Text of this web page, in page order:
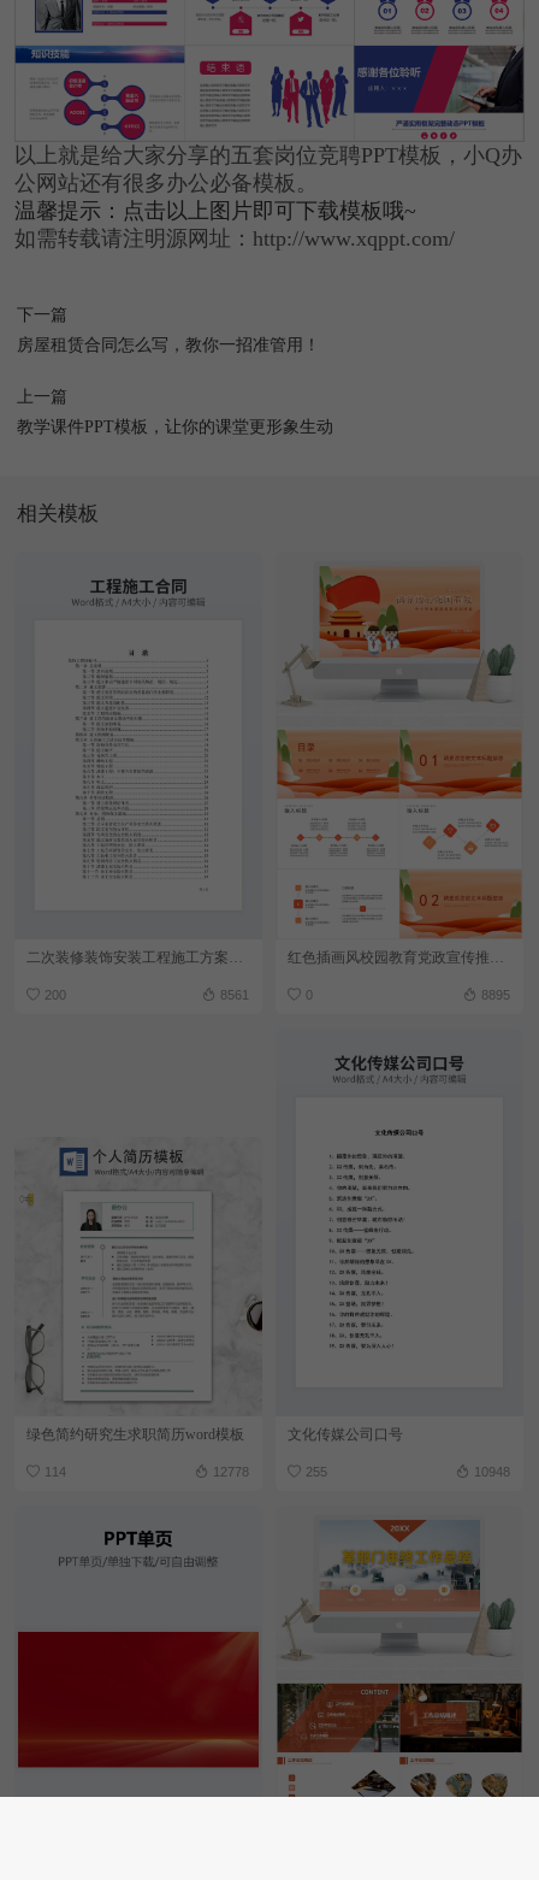
以上就是给大家分享的五套岗位竞聘PPT模板，小Q办
公网站还有很多办公必备模板。
温馨提示：点击以上图片即可下载模板哦~
如需转载请注明源网址：http://www.xqppt.com/
下一篇
房屋租赁合同怎么写，教你一招准管用！
上一篇
教学课件PPT模板，让你的课堂更形象生动
相关模板
二次装修装饰安装工程施工方案（标准投标书）
200 8561
红色插画风校园教育党政宣传推广教育PPT模板
0 8895
绿色简约研究生求职简历word模板
114 12778
文化传媒公司口号
255 10948